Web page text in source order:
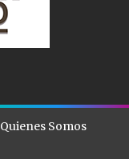
Quienes Somos